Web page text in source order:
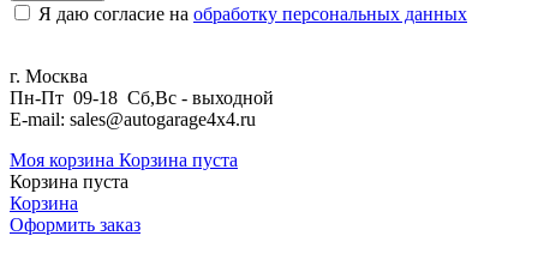
Я даю согласие на обработку персональных данных
г. Москва
Пн-Пт 09-18 Сб,Вс - выходной
E-mail: sales@autogarage4x4.ru
Моя корзина Корзина пуста
Корзина пуста
Корзина
Оформить заказ